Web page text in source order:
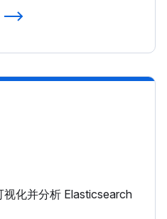
化并分析 Elasticsearch